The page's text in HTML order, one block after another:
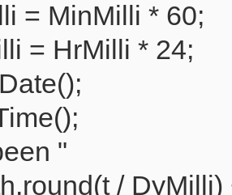
= MinMilli * 60;
= HrMilli * 24;
"
/ DyMilli)